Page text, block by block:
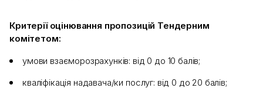
Критерії оцінювання пропозицій Тендерним
комітетом:
умови взаєморозрахунків: від 0 до 10 балів;
кваліфікація надавача/ки послуг: від 0 до 20 балів;